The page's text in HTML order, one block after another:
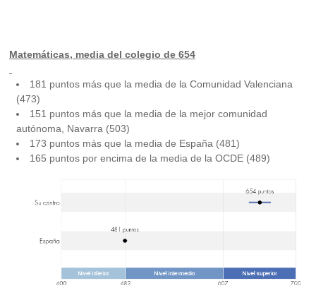
Matemáticas, media del colegio de 654
181 puntos más que la media de la Comunidad Valenciana
(473)
151 puntos más que la media de la mejor comunidad
autónoma, Navarra (503)
173 puntos más que la media de España (481)
165 puntos por encima de la media de la OCDE (489)